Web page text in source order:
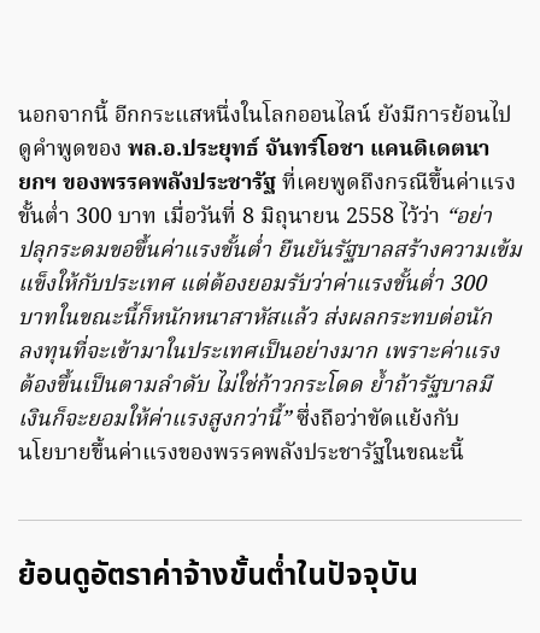
นอกจากนี้ อีกกระแสหนึ่งในโลกออนไลน์ ยังมีการย้อนไป
ดูคำพูดของ พล.อ.ประยุทธ์ จันทร์โอชา แคนดิเดตนา
ยกฯ ของพรรคพลังประชารัฐที่เคยพูดถึงกรณีขึ้นค่าแรง
ขั้นต่ำ 300 บาท เมื่อวันที่ 8 มิถุนายน 2558 ไว้ว่า “อย่า
ปลุกระดมขอขึ้นค่าแรงขั้นต่ำ ยืนยันรัฐบาลสร้างความเข้ม
แข็งให้กับประเทศ แต่ต้องยอมรับว่าค่าแรงขั้นต่ำ 300
บาทในขณะนี้ก็หนักหนาสาหัสแล้ว ส่งผลกระทบต่อนัก
ลงทุนที่จะเข้ามาในประเทศเป็นอย่างมาก เพราะค่าแรง
ต้องขึ้นเป็นตามลำดับ ไม่ใช่ก้าวกระโดด ย้ำถ้ารัฐบาลมี
เงินก็จะยอมให้ค่าแรงสูงกว่านี้”ซึ่งถือว่าขัดแย้งกับ
นโยบายขึ้นค่าแรงของพรรคพลังประชารัฐในขณะนี้
ย้อนดูอัตราค่าจ้างขั้นต่ำในปัจจุบัน